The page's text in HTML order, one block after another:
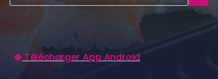
Télécharger App Android